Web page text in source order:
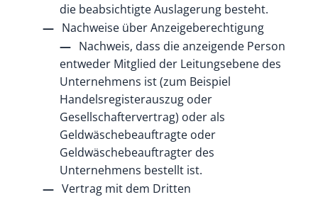
die beabsichtigte Auslagerung besteht.
Nachweise über Anzeigeberechtigung
Nachweis, dass die anzeigende Person
entweder Mitglied der Leitungsebene des
Unternehmens ist (zum Beispiel
Handelsregisterauszug oder
Gesellschaftervertrag) oder als
Geldwäschebeauftragte oder
Geldwäschebeauftragter des
Unternehmens bestellt ist.
Vertrag mit dem Dritten